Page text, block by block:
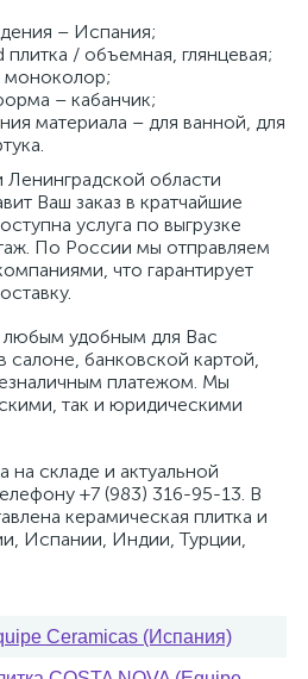
– Испания;
/ объемная, глянцевая;
моноколор;
– кабанчик;
материала – для ванной, для
области
Ваш заказ в кратчайшие
услуга по выгрузке
По России мы отправляем
что гарантирует
удобным для Вас
банковской картой,
платежом. Мы
так и юридическими
на складе и актуальной
+7 (983) 316-95-13. В
керамическая плитка и
Испании, Индии, Турции,
Ceramicas (Испания)